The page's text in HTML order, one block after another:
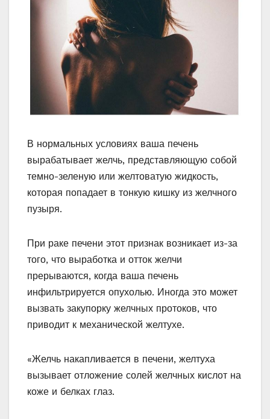
В нормальных условиях ваша печень
вырабатывает желчь, представляющую собой
темно-зеленую или желтоватую жидкость,
которая попадает в тонкую кишку из желчного
пузыря.
При раке печени этот признак возникает из-за
того, что выработка и отток желчи
прерываются, когда ваша печень
инфильтрируется опухолью. Иногда это может
вызвать закупорку желчных протоков, что
приводит к механической желтухе.
«Желчь накапливается в печени, желтуха
вызывает отложение солей желчных кислот на
коже и белках глаз.